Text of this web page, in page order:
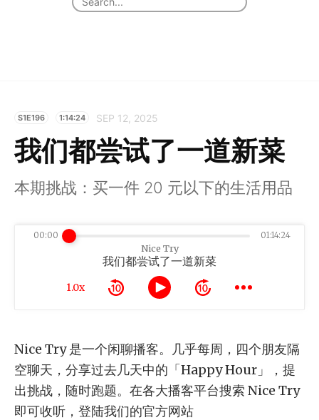
S1E196 1:14:24 SEP 12, 2025
我们都尝试了一道新菜
本期挑战：买一件 20 元以下的生活用品
Nice Try
我们都尝试了一道新菜
1.0x
00:00 01:14:24
Nice Try 是一个闲聊播客。几乎每周，四个朋友隔
空聊天，分享过去几天中的「Happy Hour」，提
出挑战，随时跑题。在各大播客平台搜索 Nice Try
即可收听，登陆我们的官方网站